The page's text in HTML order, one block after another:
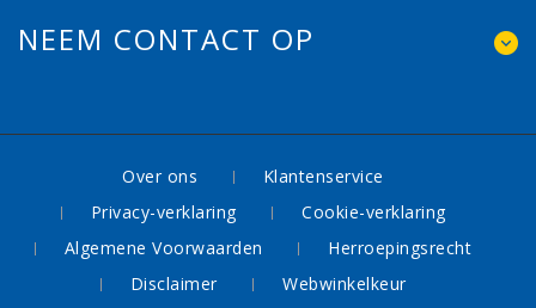
NEEM CONTACT OP
Over ons
Klantenservice
Privacy-verklaring
Cookie-verklaring
Algemene Voorwaarden
Herroepingsrecht
Disclaimer
Webwinkelkeur